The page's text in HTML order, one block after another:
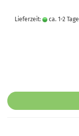
Lieferzeit: ca. 1-2 Tage